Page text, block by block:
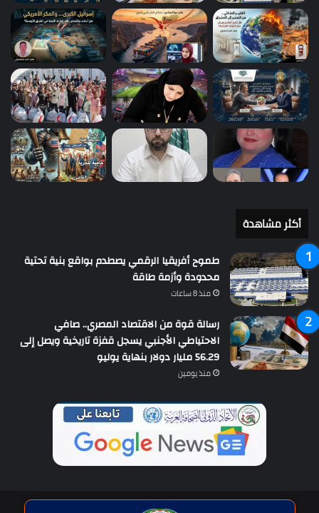
أكثر مشاهدة
طموح أفريقيا الرقمي يصطدم بواقع بنية تحتية
محدودة وأزمة طاقة
منذ 8 ساعات
رسالة قوة من الاقتصاد المصري.. صافي
الاحتياطي الأجنبي يسجل قفزة تاريخية ويصل إلى
56.29 مليار دولار بنهاية يوليو
منذ يومين